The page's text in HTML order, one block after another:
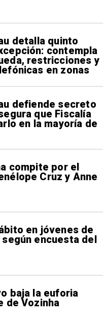
detalla quinto
contempla
restricciones y
en zonas
defiende secreto
que Fiscalía
en la mayoría de
compite por el
Cruz y Anne
en jóvenes de
según encuesta del
baja la euforia
de Vozinha